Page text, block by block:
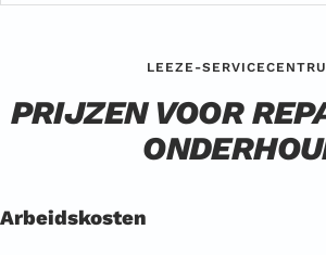
LEEZE-
PRIJZEN VOOR
Arbeidskosten